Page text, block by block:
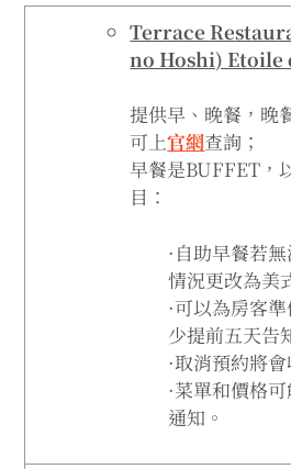
Terrace
no Hoshi) Etoile
提供早、晚餐，晚
可上官網查詢；
早餐是BUFFET，
目：
·自助早餐若
情況更改為美
·可以為房客
少提前五天告
·取消預約將
·菜單和價格
通知。